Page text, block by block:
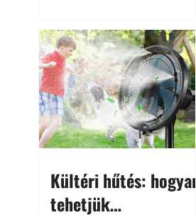
megközelítheti. Ez nemcsak a
beszállást teszi kellemetlenné,
hanem az autó állapotára és a
benne hagyott tárgyakra is
káros hatással lehet. Néhány
egyszerű óvintézkedéssel
azonban jelentősen
csökkenthetjük a hőség káros
Kültéri hűtés: hogyan
tehetjük